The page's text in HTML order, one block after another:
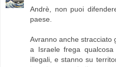
Andrè, non puoi
paese.
Avranno anche stracciato
a Israele frega
illegali, e stanno su